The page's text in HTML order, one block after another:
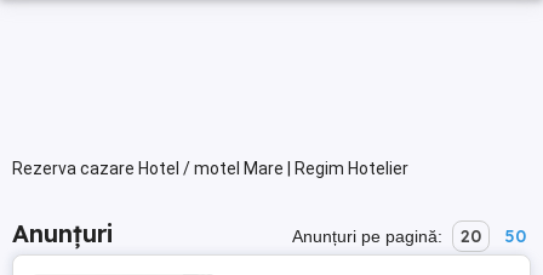
Rezerva cazare Hotel / motel Mare | Regim Hotelier
Anunțuri Anunțuri pe pagină: 20 50